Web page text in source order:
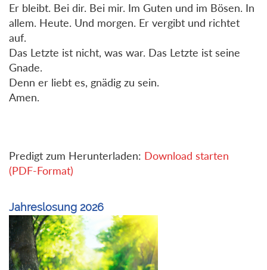
Er bleibt. Bei dir. Bei mir. Im Guten und im Bösen. In
allem. Heute. Und morgen. Er vergibt und richtet
auf.
Das Letzte ist nicht, was war. Das Letzte ist seine
Gnade.
Denn er liebt es, gnädig zu sein.
Amen.
Predigt zum Herunterladen: Download starten
(PDF-Format)
Jahreslosung 2026